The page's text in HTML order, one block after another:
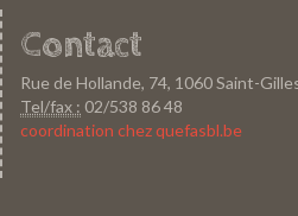
Contact
Rue de Hollande, 74, 1060 Saint-
Tel/fax : 02/538 86 48
coordination chez quefasbl.be